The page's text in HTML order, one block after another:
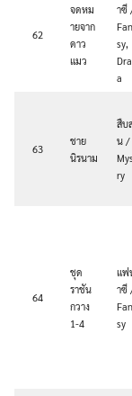
62
จดหม
ายจาก
ดาว
แมว
าซี
sy,
a
63
ชาย
นิรนาม
สืบ
น /
ry
64
ชุด
ราชัน
กวาง
1-4
แฟ
าซี
sy